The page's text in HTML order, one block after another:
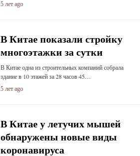
5 лет ago
В Китае показали стройку
многоэтажки за сутки
В Китае одна из строительных компаний собрала
здание в 10 этажей за 28 часов 45…
5 лет ago
В Китае у летучих мышей
обнаружены новые виды
коронавируса